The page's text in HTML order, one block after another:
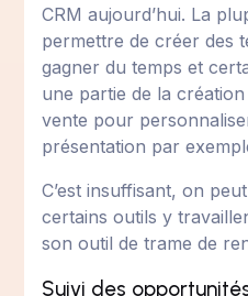
CRM aujourd’hui. La
permettre de créer des
gagner du temps et
une partie de la
vente pour
présentation par
C’est insuffisant, on
certains outils y
son outil de trame de
Suivi des